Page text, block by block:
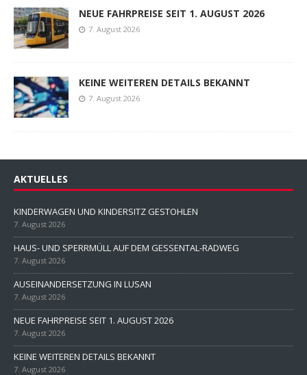
NEUE FAHRPREISE SEIT 1. AUGUST 2026
7. August 2026
KEINE WEITEREN DETAILS BEKANNT
7. August 2026
AKTUELLES
KINDERWAGEN UND KINDERSITZ GESTOHLEN
7. August 2026
HAUS- UND SPERRMÜLL AUF DEM GESSENTAL-RADWEG
7. August 2026
AUSEINANDERSETZUNG IN LUSAN
7. August 2026
NEUE FAHRPREISE SEIT 1. AUGUST 2026
7. August 2026
KEINE WEITEREN DETAILS BEKANNT
7. August 2026